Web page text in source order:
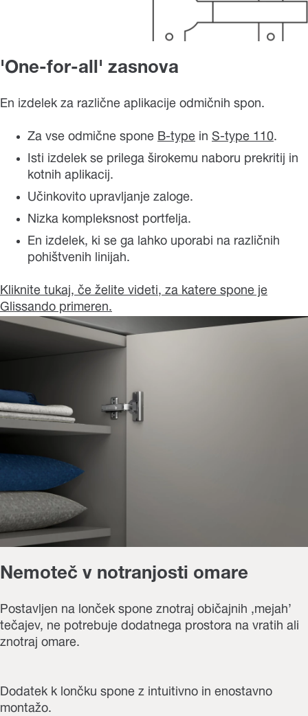
'One-for-all' zasnova
En izdelek za različne aplikacije odmičnih spon.
Za vse odmične spone B-type in S-type 110.
Isti izdelek se prilega širokemu naboru prekritij in
kotnih aplikacij.
Učinkovito upravljanje zaloge.
Nizka kompleksnost portfelja.
En izdelek, ki se ga lahko uporabi na različnih
pohištvenih linijah.
Kliknite tukaj, če želite videti, za katere spone je
Glissando primeren.
Nemoteč v notranjosti omare
Postavljen na lonček spone znotraj običajnih ‚mejah’
tečajev, ne potrebuje dodatnega prostora na vratih ali
znotraj omare.
Dodatek k lončku spone z intuitivno in enostavno
montažo.